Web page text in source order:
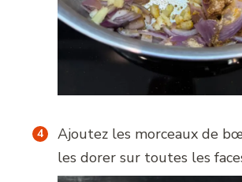
Ajoutez les morceaux de
les dorer sur toutes les